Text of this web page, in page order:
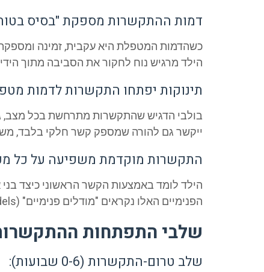
דמות ההתקשרות מספקת "בסיס
כשהדמות המטפלת היא עקבית, זמינה
הילד מרגיש נוח לחקור את הסביבה מתוך
תינוקות יפתחו התקשרות לדמות
בולבי הדגיש שהתקשרות מתרחשת בכל מצב,
ייקשר גם להורה שמספק קשר חלקי בלבד,
התקשרות מוקדמת משפיעה על כל
הילד לומד באמצעות הקשר הראשוני כיצד בני
הפנימיים האלו נקראים "מודלים פנימיים" (Internal Working Models).
שלבי התפתחות
שלב טרום-התקשרות (0-6 שבועות):